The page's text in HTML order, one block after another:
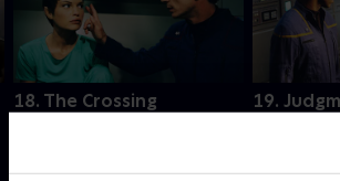
18. The Crossing
ikke-legemlige væsner.
19.
I en
Archer for
Klingon-